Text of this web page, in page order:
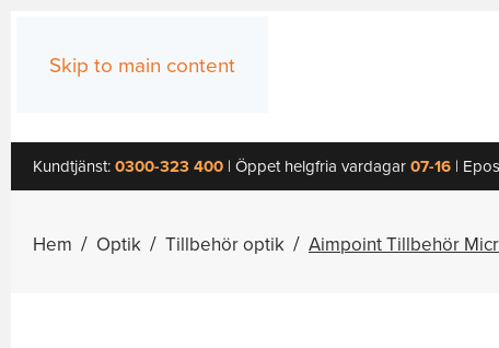
Skip to main content
Kundtjänst:0300-323 400 | Öppet helgfria vardagar07-16 |
Hem Optik Tillbehör optik Aimpoint Tillbehör